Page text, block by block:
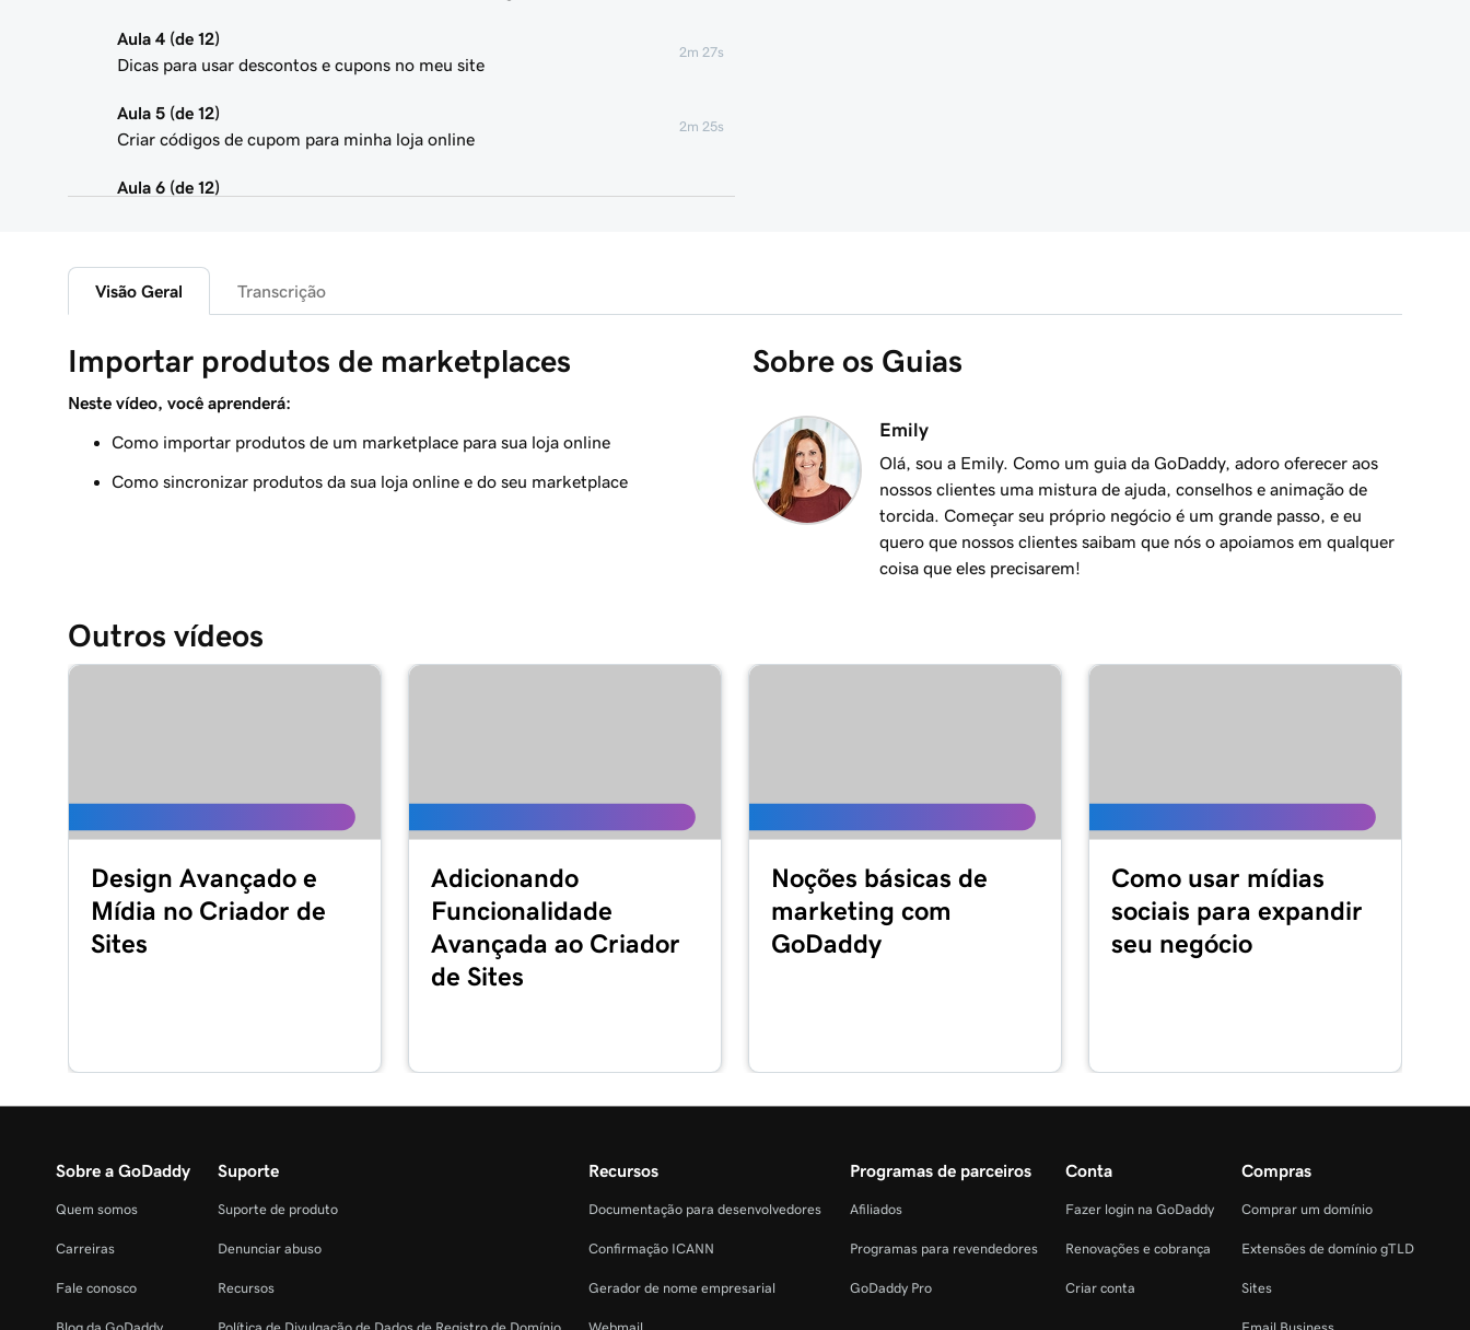
Aula 4 (de 12)
Dicas para usar descontos e cupons no meu site
2m 27s
Aula 5 (de 12)
Criar códigos de cupom para minha loja online
2m 25s
Aula 6 (de 12)
2m 47s
Adicionar produtos agrupados ao meu site
Criar minha primeira etiqueta de envio
Aula 9 (de 12)
Introdução às automações de email
Aula 10 (de 12)
Aula 12 (de 12)
Visão Geral Transcrição
Importar produtos de marketplaces
Neste vídeo, você aprenderá:
Como importar produtos de um marketplace para sua loja online
Como sincronizar produtos da sua loja online e do seu marketplace
Sobre os Guias
Emily
Olá, sou a Emily. Como um guia da GoDaddy, adoro oferecer aos
nossos clientes uma mistura de ajuda, conselhos e animação de
torcida. Começar seu próprio negócio é um grande passo, e eu
quero que nossos clientes saibam que nós o apoiamos em qualquer
coisa que eles precisarem!
Outros vídeos
Design Avançado e
Mídia no Criador de
Sites
Adicionando
Funcionalidade
Avançada ao Criador
de Sites
Noções básicas de
marketing com
GoDaddy
Como usar mídias
sociais para expandir
seu negócio
Sobre a GoDaddy
Quem somos
Carreiras
Fale conosco
Suporte
Suporte de produto
Denunciar abuso
Recursos
Recursos
Documentação para desenvolvedores
Confirmação ICANN
Gerador de nome empresarial
Programas de parceiros
Afiliados
Programas para revendedores
GoDaddy Pro
Conta
Fazer login na GoDaddy
Renovações e cobrança
Criar conta
Compras
Comprar um domínio
Extensões de domínio gTLD
Sites